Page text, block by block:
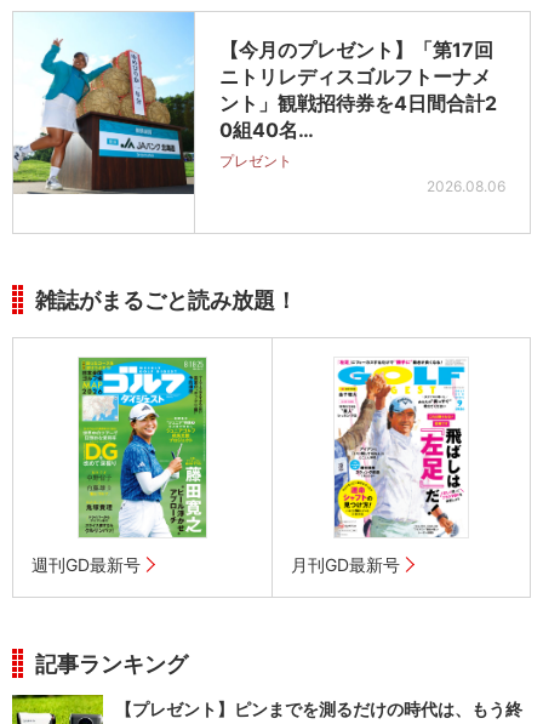
【今月のプレゼント】「第17回
ニトリレディスゴルフトーナメ
ント」観戦招待券を4日間合計2
0組40名…
プレゼント
2026.08.06
雑誌がまるごと読み放題！
週刊GD最新号 月刊GD最新号
記事ランキング
【プレゼント】ピンまでを測るだけの時代は、もう終